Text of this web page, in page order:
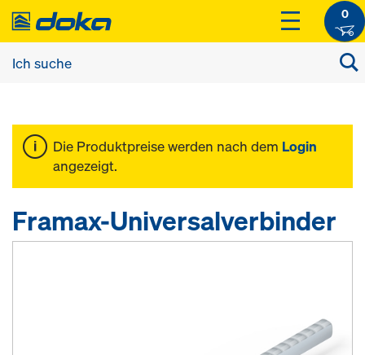
0
Die Produktpreise werden nach dem Login
angezeigt.
Framax-Universalverbinder